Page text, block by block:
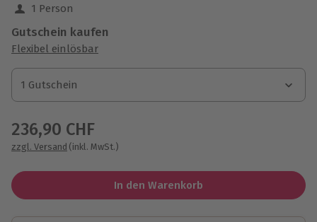
1 Person
Gutschein kaufen
Flexibel einlösbar
1 Gutschein
1 Gutschein
1 Gutschein
236,90 CHF
zzgl. Versand (inkl. MwSt.)
In den Warenkorb